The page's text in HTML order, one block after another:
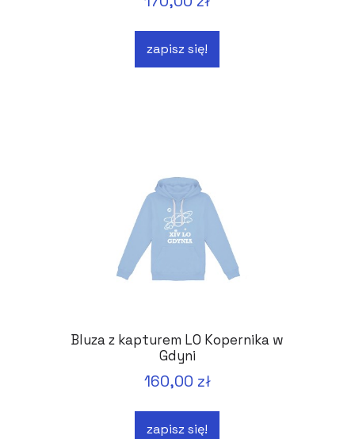
zapisz się!
Bluza z kapturem LO Kopernika w
Gdyni
160,00 zł
zapisz się!